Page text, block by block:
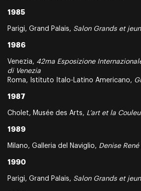
1985
Parigi, Grand Palais, Salon Grands et
1986
Venezia, 42ma Esposizione
di Venezia
Roma, Istituto Italo-Latino Americano,
1987
Cholet, Musée des Arts, L’art et la
1989
Milano, Galleria del Naviglio, Denise
1990
Parigi, Grand Palais, Salon Grands et